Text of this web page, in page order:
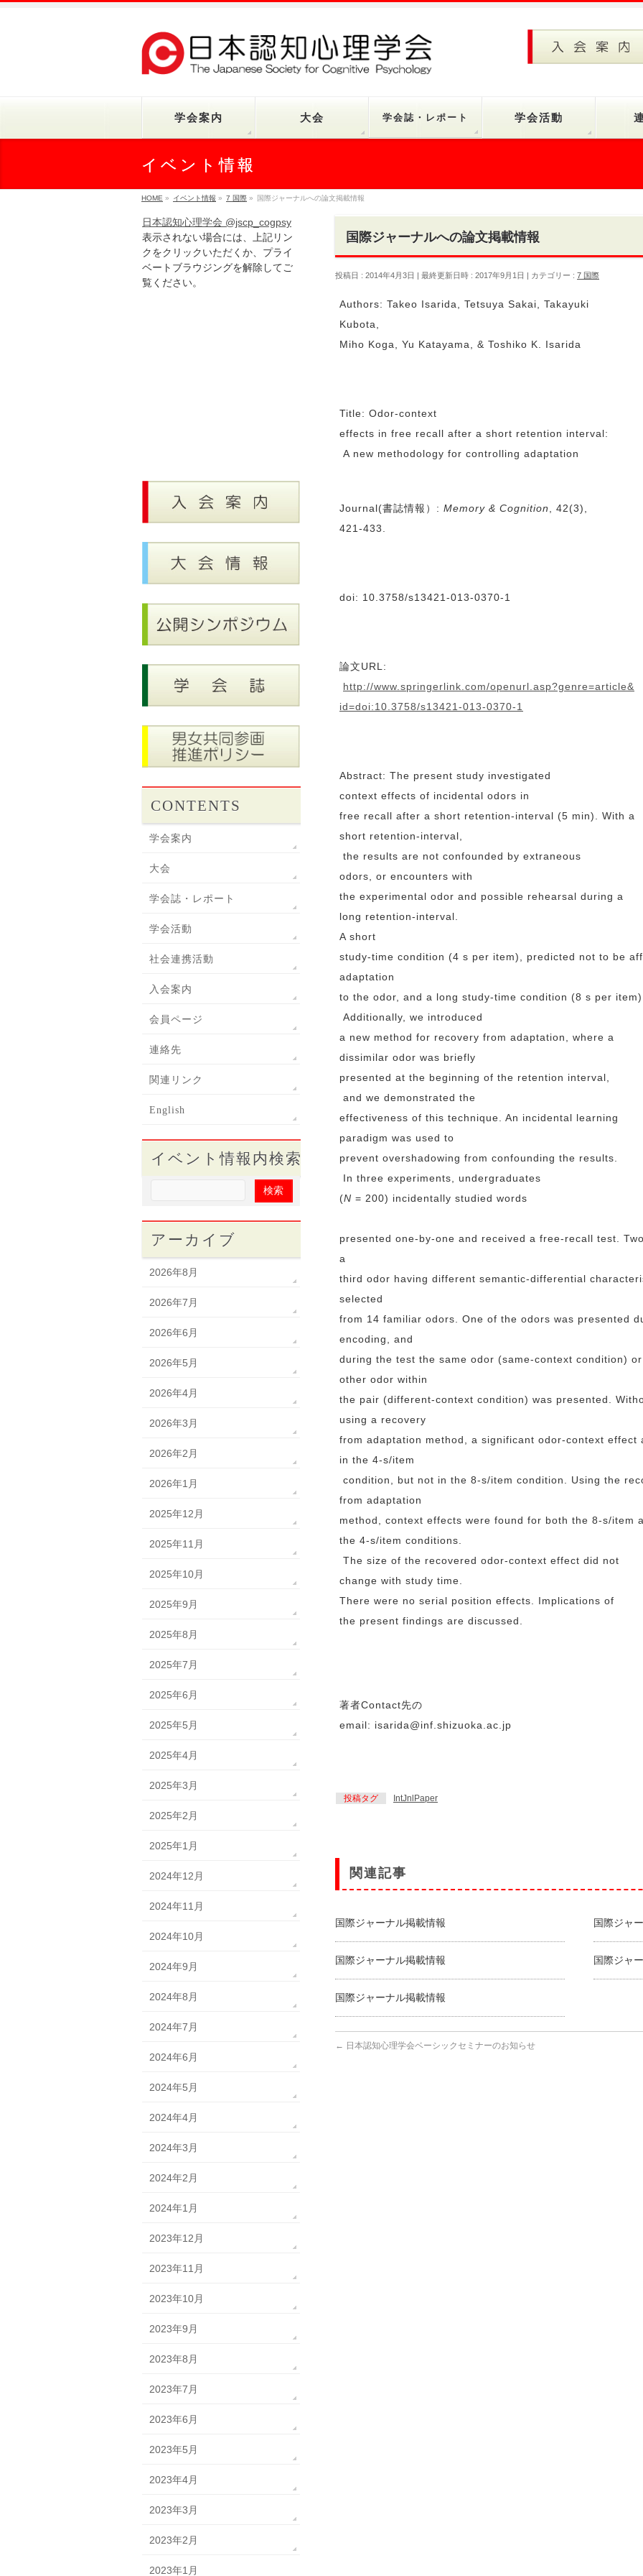
学会案内 大会 学会誌・レポート 学会活動
イベント情報
HOME » イベント情報 » 7 国際 » 国際ジャーナルへの論文掲載情報
国際ジャーナルへの論文掲載情報
投稿日 : 2014年4月3日 最終更新日時 : 2017年9月1日 カテゴリー : 7 国際
Authors: Takeo Isarida, Tetsuya Sakai, Takayuki
Kubota,
Miho Koga, Yu Katayama, & Toshiko K. Isarida
Title: Odor-context
effects in free recall after a short retention interval:
A new methodology for controlling adaptation
Journal(書誌情報）: Memory & Cognition
, 42(3),
421-433.
doi: 10.3758/s13421-013-0370-1
論文URL:
http://www.springerlink.com/openurl.asp?genre=article&
id=doi:10.3758/s13421-013-0370-1
Abstract: The present study investigated
context effects of incidental odors in
free recall after a short retention-interval (5 min). With a
short retention-interval,
the results are not confounded by extraneous
odors, or encounters with
the experimental odor and possible rehearsal during a
long retention-interval.
A short
study-time condition (4 s per item), predicted not to be
adaptation
to the odor, and a long study-time condition (8 s per item)
Additionally, we introduced
a new method for recovery from adaptation, where a
dissimilar odor was briefly
presented at the beginning of the retention interval,
and we demonstrated the
effectiveness of this technique. An incidental learning
paradigm was used to
prevent overshadowing from confounding the results.
In three experiments, undergraduates
(N = 200) incidentally studied words
presented one-by-one and received a free-recall test.
a
third odor having different semantic-differential
selected
from 14 familiar odors. One of the odors was presented
encoding, and
during the test the same odor (same-context condition)
other odor within
the pair (different-context condition) was presented.
using a recovery
from adaptation method, a significant odor-context effect
in the 4-s/item
condition, but not in the 8-s/item condition. Using the
from adaptation
method, context effects were found for both the 8-s/item
the 4-s/item conditions.
The size of the recovered odor-context effect did not
change with study time.
There were no serial position effects. Implications of
the present findings are discussed.
著者Contact先の
email: isarida@inf.shizuoka.ac.jp
投稿タグ IntJnlPaper
関連記事
国際ジャーナル掲載情報 国際ジャ
国際ジャーナル掲載情報 国際ジャ
国際ジャーナル掲載情報
← 日本認知心理学会ベーシックセミナーのお知らせ
日本認知心理学会 @jscp_cogpsy
表示されない場合には、上記リン
クをクリックいただくか、プライ
ベートブラウジングを解除してご
覧ください。
CONTENTS
学会案内
大会
学会誌・レポート
学会活動
社会連携活動
入会案内
会員ページ
連絡先
関連リンク
English
イベント情報内検索
アーカイブ
2026年8月
2026年7月
2026年6月
2026年5月
2026年4月
2026年3月
2026年2月
2026年1月
2025年12月
2025年11月
2025年10月
2025年9月
2025年8月
2025年7月
2025年6月
2025年5月
2025年4月
2025年3月
2025年2月
2025年1月
2024年12月
2024年11月
2024年10月
2024年9月
2024年8月
2024年7月
2024年6月
2024年5月
2024年4月
2024年3月
2024年2月
2024年1月
2023年12月
2023年11月
2023年10月
2023年9月
2023年8月
2023年7月
2023年6月
2023年5月
2023年4月
2023年3月
2023年2月
2023年1月